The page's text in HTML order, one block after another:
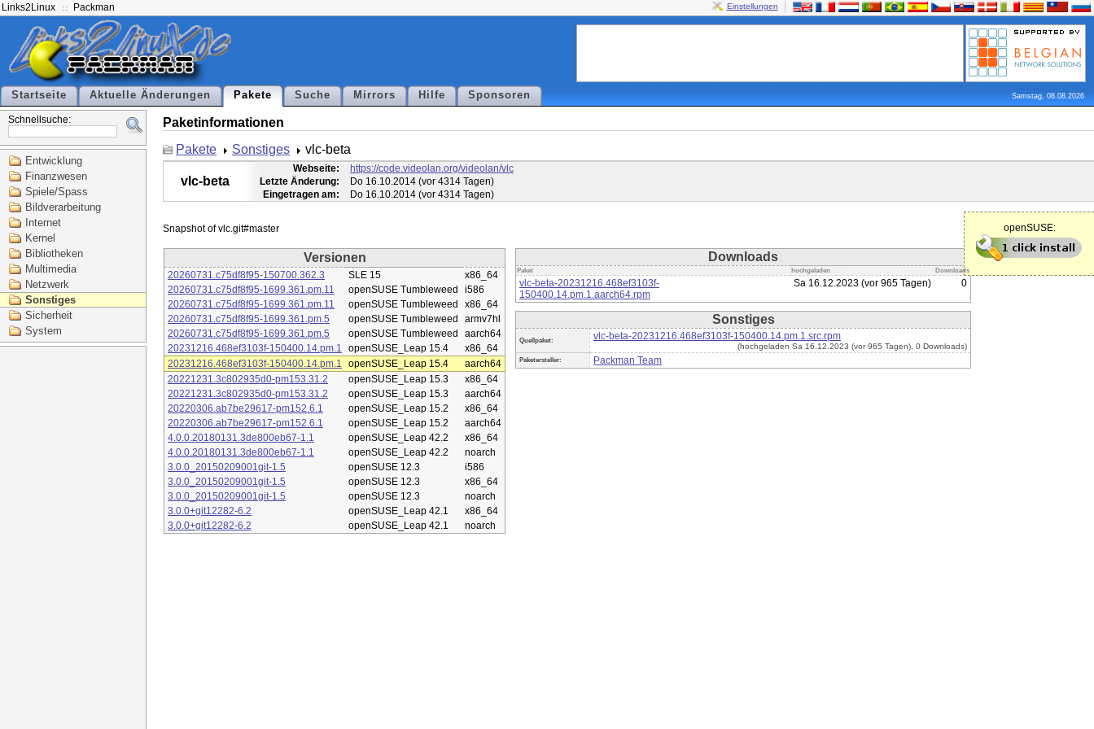
Links2Linux Packman Einstellungen
Startseite Aktuelle Änderungen Pakete Suche Mirrors Hilfe Sponsoren Samstag, 08.08.2026
Schnellsuche:
Entwicklung
Finanzwesen
Spiele/Spass
Bildverarbeitung
Internet
Kernel
Bibliotheken
Multimedia
Netzwerk
Sonstiges
Sicherheit
System
Paketinformationen
Pakete
Sonstiges vlc-beta
vlc-beta
Webseite:
https://code.videolan.org/videolan/vlc
Letzte Änderung:
Do 16.10.2014 (vor 4314 Tagen)
Eingetragen am:
Do 16.10.2014 (vor 4314 Tagen)
openSUSE:
Versionen
20260731.c75df8f95-150700.362.3 SLE 15
x86_64
20260731.c75df8f95-1699.361.pm.11
openSUSE Tumbleweed
i586
20260731.c75df8f95-1699.361.pm.11
openSUSE Tumbleweed
x86_64
20260731.c75df8f95-1699.361.pm.5
openSUSE Tumbleweed
armv7hl
20260731.c75df8f95-1699.361.pm.5
openSUSE Tumbleweed
aarch64
20231216.468ef3103f-150400.14.pm.1
openSUSE_Leap 15.4
x86_64
20231216.468ef3103f-150400.14.pm.1
openSUSE_Leap 15.4
aarch64
20221231.3c802935d0-pm153.31.2
openSUSE_Leap 15.3
x86_64
20221231.3c802935d0-pm153.31.2
openSUSE_Leap 15.3
aarch64
20220306.ab7be29617-pm152.6.1
openSUSE_Leap 15.2
x86_64
20220306.ab7be29617-pm152.6.1
openSUSE_Leap 15.2
aarch64
4.0.0.20180131.3de800eb67-1.1
openSUSE_Leap 42.2
x86_64
4.0.0.20180131.3de800eb67-1.1
openSUSE_Leap 42.2
noarch
3.0.0_20150209001git-1.5
openSUSE 12.3
i586
3.0.0_20150209001git-1.5
openSUSE 12.3
x86_64
3.0.0_20150209001git-1.5
openSUSE 12.3
noarch
3.0.0+git12282-6.2
openSUSE_Leap 42.1
x86_64
3.0.0+git12282-6.2
openSUSE_Leap 42.1 noarch
Downloads
Paket hochgeladen Downloads
vlc-beta-20231216.468ef3103f-
150400.14.pm.1.aarch64.rpm
Sa 16.12.2023 (vor 965 Tagen) 0
Sonstiges
Quellpaket: vlc-beta-20231216.468ef3103f-150400.14.pm.1.src.rpm
(hochgeladen Sa 16.12.2023 (vor 965 Tagen), 0 Downloads)
Paketersteller: Packman Team